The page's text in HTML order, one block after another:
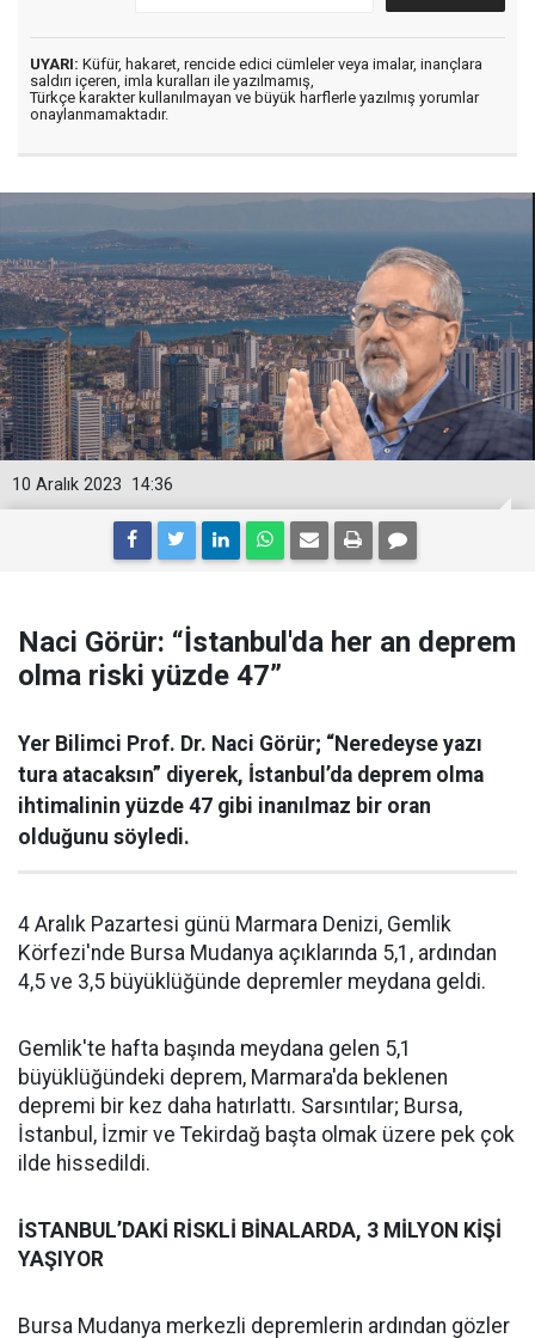
UYARI: Küfür, hakaret, rencide edici cümleler veya imalar, inançlara
saldırı içeren, imla kuralları ile yazılmamış,
Türkçe karakter kullanılmayan ve büyük harflerle yazılmış yorumlar
onaylanmamaktadır.
14:36
10 Aralık 2023
Naci Görür: “İstanbul'da her an deprem
olma riski yüzde 47”
Yer Bilimci Prof. Dr. Naci Görür; “Neredeyse yazı
tura atacaksın” diyerek, İstanbul’da deprem olma
ihtimalinin yüzde 47 gibi inanılmaz bir oran
olduğunu söyledi.
4 Aralık Pazartesi günü Marmara Denizi, Gemlik
Körfezi'nde Bursa Mudanya açıklarında 5,1, ardından
4,5 ve 3,5 büyüklüğünde depremler meydana geldi.
Gemlik'te hafta başında meydana gelen 5,1
büyüklüğündeki deprem, Marmara'da beklenen
depremi bir kez daha hatırlattı. Sarsıntılar; Bursa,
İstanbul, İzmir ve Tekirdağ başta olmak üzere pek çok
ilde hissedildi.
İSTANBUL’DAKİ RİSKLİ BİNALARDA, 3 MİLYON KİŞİ
YAŞIYOR
Bursa Mudanya merkezli depremlerin ardından gözler